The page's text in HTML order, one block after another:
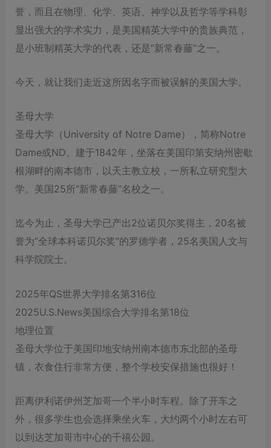
誉，而且在物理、化学、英语、神学以及哲学等学科彰
显出强大的学术实力，是美国精英大学中的贵族典范，
是小班制精英大学的代表，还是“新常春藤”之一。
今天，就让我们走近这所因名字而被误解的美国大学。
圣母大学
圣母大学（University of Notre Dame），简称Notre
Dame或ND。建于1842年，坐落在美国印第安纳州密歇
根湖畔的南本德市，以天主教立校，一所私立研究型大
学。美国25所“新常春藤”名校之一。
迄今为止，圣母大学已产出2位诺贝尔奖得主，20名被
誉为“全球本科诺贝尔奖”的罗德学者，25名美国人文与
科学院院士。
2025年QS世界大学排名第316位
2025U.S.News美国综合大学排名第18位
地理位置
圣母大学位于美国印地安纳州南本德市东北部的圣母
镇，衣食住行非常方便，整个学校安保措施也很好！
距离伊利诺伊州芝加哥一个半小时车程。除了开车之
外，很多学生也会选择乘坐火车，大约两个小时左右可
以到达芝加哥市中心的千禧公园。